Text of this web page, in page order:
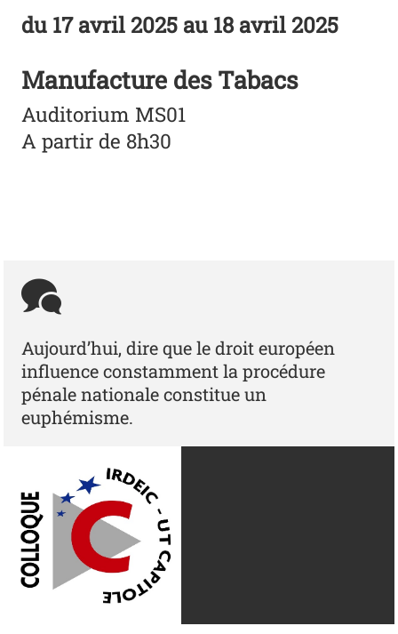
du 17 avril 2025 au 18 avril 2025
Manufacture des Tabacs
Auditorium MS01
A partir de 8h30
Aujourd’hui, dire que le droit européen
influence constamment la procédure
pénale nationale constitue un
euphémisme.